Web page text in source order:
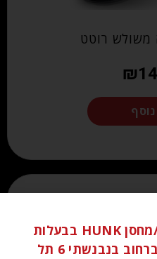
משולש רוטט
₪
לקוחות נכבדים החנות/מחסן HUNK בבעלות
הבוס הגדול ממוקמת ברחוב בנבנשתי 6 תל